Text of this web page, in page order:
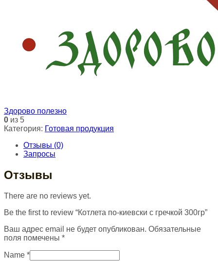
Здорово полезно
0 из 5
Категория: Готовая продукция
Отзывы (0)
Запросы
Отзывы
There are no reviews yet.
Be the first to review “Котлета по-киевски с гречкой 300гр”
Ваш адрес email не будет опубликован. Обязательные
поля помечены *
Name *